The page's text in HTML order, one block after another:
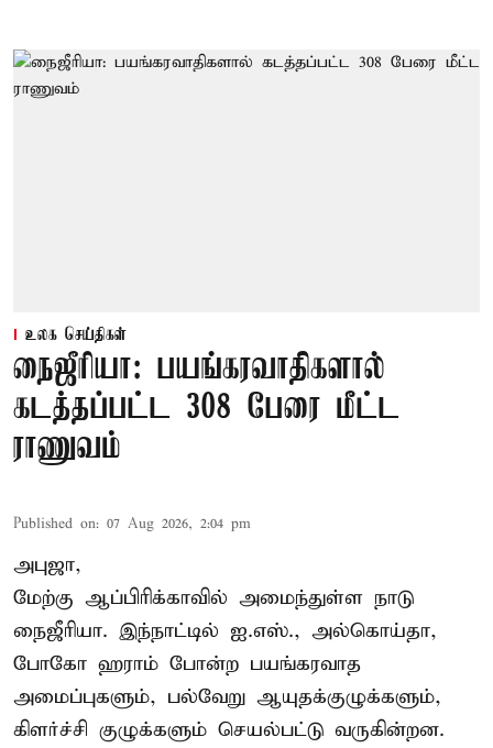
உலக செய்திகள்
நைஜீரியா: பயங்கரவாதிகளால்
கடத்தப்பட்ட 308 பேரை மீட்ட
ராணுவம்
Published on: 07 Aug 2026, 2:04 pm
அபுஜா,
மேற்கு ஆப்பிரிக்காவில் அமைந்துள்ள நாடு
நைஜீரியா. இந்நாட்டில் ஐ.எஸ்., அல்கொய்தா,
போகோ ஹராம் போன்ற பயங்கரவாத
அமைப்புகளும், பல்வேறு ஆயுதக்குழுக்களும்,
கிளர்ச்சி குழுக்களும் செயல்பட்டு வருகின்றன.